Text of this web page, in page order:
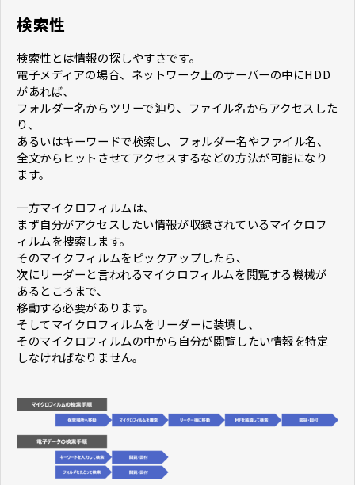
検索性
検索性とは情報の探しやすさです。
電子メディアの場合、ネットワーク上のサーバーの中にHDD
があれば、
フォルダー名からツリーで辿り、ファイル名からアクセスした
り、
あるいはキーワードで検索し、フォルダー名やファイル名、
全文からヒットさせてアクセスするなどの方法が可能になり
ます。
一方マイクロフィルムは、
まず自分がアクセスしたい情報が収録されているマイクロフ
ィルムを捜索します。
そのマイクフィルムをピックアップしたら、
次にリーダーと言われるマイクロフィルムを閲覧する機械が
あるところまで、
移動する必要があります。
そしてマイクロフィルムをリーダーに装填し、
そのマイクロフィルムの中から自分が閲覧したい情報を特定
しなければなりません。